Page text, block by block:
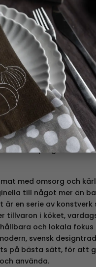
varje klunk till en
även som
skapa en enhetlig och
med de andra
som sprider
Pia Bergvall Lindén,
sprider glädje i
Pia
brickor, muggar och
– allt präglat av
med omsorg och
till något mer än
är en serie av konstverk
tillvaron i köket,
och lokala fokus
svensk
på bästa sätt, för att
använda.